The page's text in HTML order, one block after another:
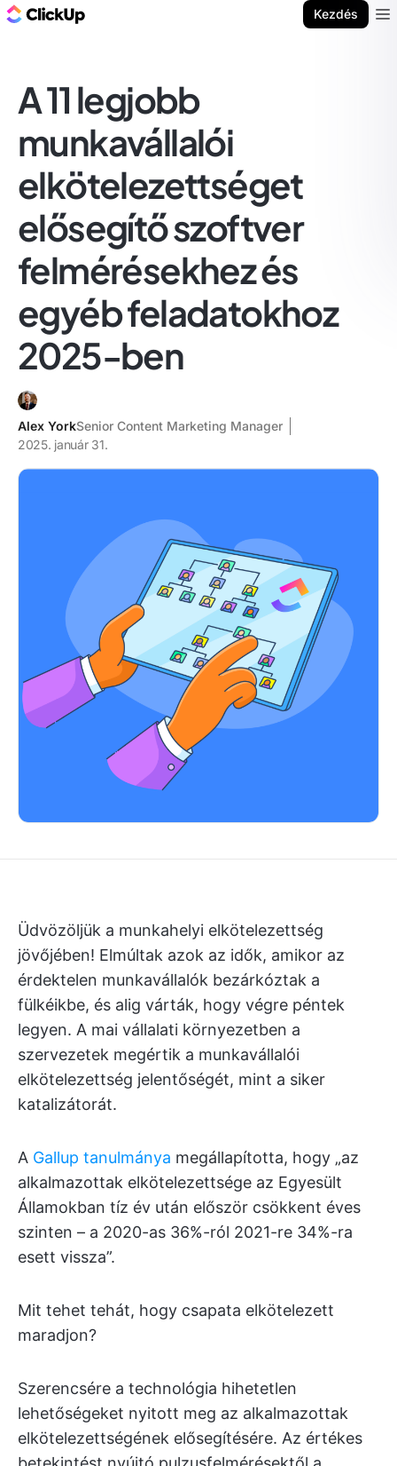
Kezdés
A 11 legjobb
munkavállalói
elkötelezettséget
elősegítő szoftver
felmérésekhez és
egyéb feladatokhoz
2025-ben
Alex YorkSenior Content Marketing Manager
2025. január 31.
Üdvözöljük a munkahelyi elkötelezettség
jövőjében! Elmúltak azok az idők, amikor az
érdektelen munkavállalók bezárkóztak a
fülkéikbe, és alig várták, hogy végre péntek
legyen. A mai vállalati környezetben a
szervezetek megértik a munkavállalói
elkötelezettség jelentőségét, mint a siker
katalizátorát.
A Gallup tanulmánya megállapította, hogy „az
alkalmazottak elkötelezettsége az Egyesült
Államokban tíz év után először csökkent éves
szinten – a 2020-as 36%-ról 2021-re 34%-ra
esett vissza”.
Mit tehet tehát, hogy csapata elkötelezett
maradjon?
Szerencsére a technológia hihetetlen
lehetőségeket nyitott meg az alkalmazottak
elkötelezettségének elősegítésére. Az értékes